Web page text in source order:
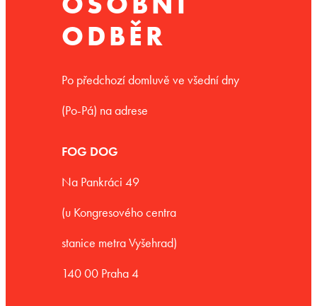
ODBĚR
Po předchozí domluvě ve všední dny
(Po-Pá) na adrese
FOG DOG
Na Pankráci 49
(u Kongresového centra
stanice metra Vyšehrad)
140 00 Praha 4